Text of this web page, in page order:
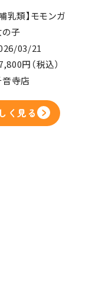
乳類】モモンガ
の子
03/21
円（税込）
寺店
く見る